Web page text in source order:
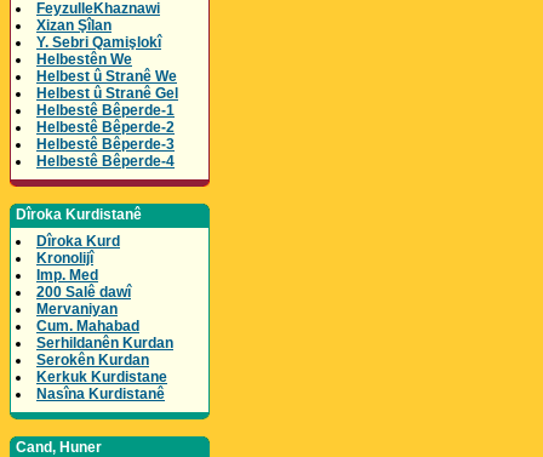
FeyzulleKhaznawi
Xizan Şîlan
Y. Sebri Qamişlokî
Helbestên We
Helbest û Stranê We
Helbest û Stranê Gel
Helbestê Bêperde-1
Helbestê Bêperde-2
Helbestê Bêperde-3
Helbestê Bêperde-4
Dîroka Kurdistanê
Dîroka Kurd
Kronolijî
Imp. Med
200 Salê dawî
Mervaniyan
Cum. Mahabad
Serhildanên Kurdan
Serokên Kurdan
Kerkuk Kurdistane
Nasîna Kurdistanê
Cand, Huner